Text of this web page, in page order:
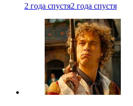
2 года спустя2 года спустя